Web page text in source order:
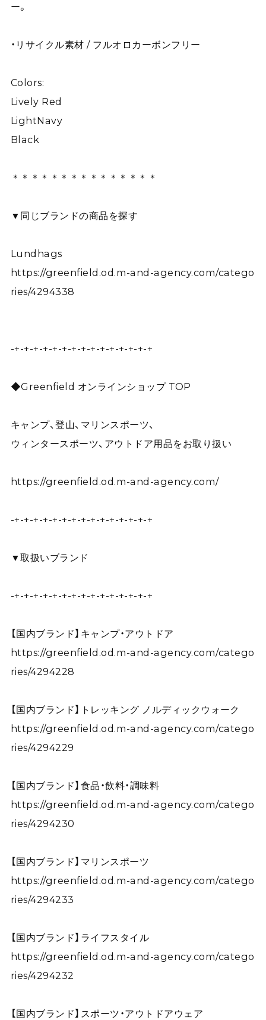
ー。
・リサイクル素材 / フルオロカーボンフリー
Colors:
Lively Red
LightNavy
Black
＊＊＊＊＊＊＊＊＊＊＊＊＊＊＊
▼同じブランドの商品を探す
Lundhags
https://greenfield.od.m-and-agency.com/catego
ries/4294338
-+-+-+-+-+-+-+-+-+-+-+-+-+-+-+
◆Greenfield オンラインショップ TOP
キャンプ、登山、マリンスポーツ、
ウィンタースポーツ、アウトドア用品をお取り扱い
https://greenfield.od.m-and-agency.com/
-+-+-+-+-+-+-+-+-+-+-+-+-+-+-+
▼取扱いブランド
-+-+-+-+-+-+-+-+-+-+-+-+-+-+-+
【国内ブランド】キャンプ・アウトドア
https://greenfield.od.m-and-agency.com/catego
ries/4294228
【国内ブランド】トレッキング ノルディックウォーク
https://greenfield.od.m-and-agency.com/catego
ries/4294229
【国内ブランド】食品・飲料・調味料
https://greenfield.od.m-and-agency.com/catego
ries/4294230
【国内ブランド】マリンスポーツ
https://greenfield.od.m-and-agency.com/catego
ries/4294233
【国内ブランド】ライフスタイル
https://greenfield.od.m-and-agency.com/catego
ries/4294232
【国内ブランド】スポーツ・アウトドアウェア